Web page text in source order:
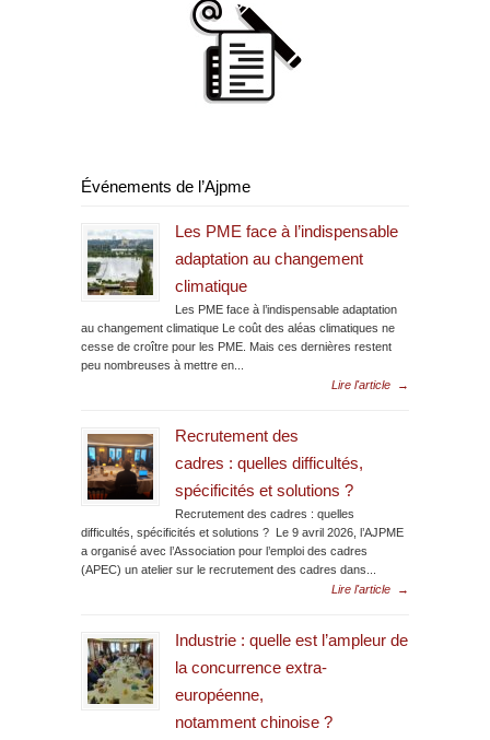
Événements de l’Ajpme
Les PME face à l’indispensable
adaptation au changement
climatique
Les PME face à l’indispensable adaptation
au changement climatique Le coût des aléas climatiques ne
cesse de croître pour les PME. Mais ces dernières restent
peu nombreuses à mettre en...
Lire l'article
→
Recrutement des
cadres : quelles difficultés,
spécificités et solutions ?
Recrutement des cadres : quelles
difficultés, spécificités et solutions ? Le 9 avril 2026, l’AJPME
a organisé avec l’Association pour l’emploi des cadres
(APEC) un atelier sur le recrutement des cadres dans...
Lire l'article
→
Industrie : quelle est l’ampleur de
la concurrence extra-
européenne,
notamment chinoise ?